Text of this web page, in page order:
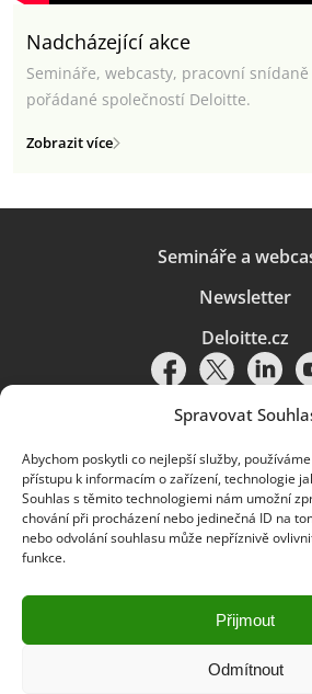
Spravovat
Abychom poskytli co nejlepší služby,
přístupu k informacím o zařízení, technologie
Souhlas s těmito technologiemi nám umožní
chování při procházení nebo jedinečná ID na
nebo odvolání souhlasu může nepříznivě
funkce.
Přijmout
Odmítnout
Nadcházející akce
Semináře, webcasty, pracovní
pořádané společností Deloitte.
Zobrazit více
Semináře a
Newsletter
Deloitte.cz
Pravidla používání|Ochrana osobních údajů|
Deloitte.cz
© 2026. Více informací najdete vPravidlech
Deloitte označuje jednu či více společností
a přidružené subjekty (souhrnně „organizace
(rovněž označovaná jako „Deloitte Global“) a
společností a jejich přidružených subjektů je
právním subjektem, který není oprávněn
za jinou z těchto členských společností a jejich